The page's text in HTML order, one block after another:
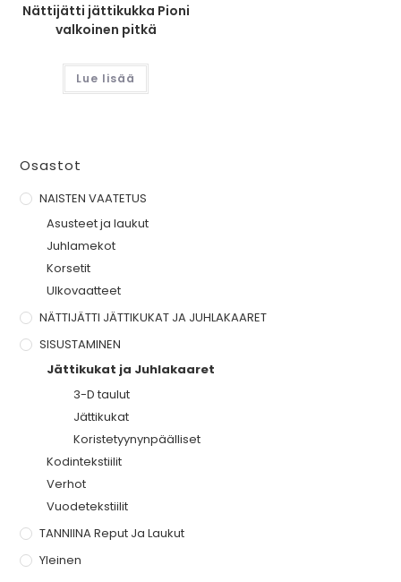
Nättijätti jättikukka Pioni
valkoinen pitkä
Lue lisää
Osastot
NAISTEN VAATETUS
Asusteet ja laukut
Juhlamekot
Korsetit
Ulkovaatteet
NÄTTIJÄTTI JÄTTIKUKAT JA JUHLAKAARET
SISUSTAMINEN
Jättikukat ja Juhlakaaret
3-D taulut
Jättikukat
Koristetyynynpäälliset
Kodintekstiilit
Verhot
Vuodetekstiilit
TANNIINA Reput Ja Laukut
Yleinen